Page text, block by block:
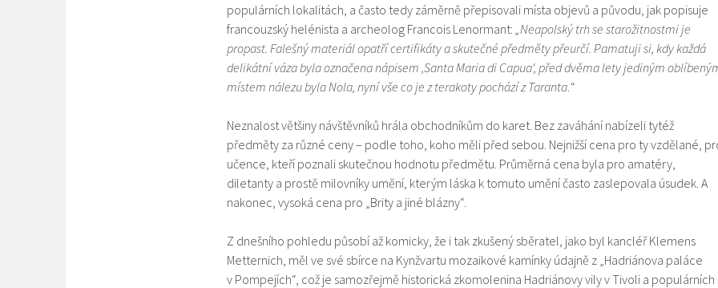
populárních lokalitách, a často tedy záměrně přepisovali místa objevů a původu, jak popisuje
francouzský helénista a archeolog Francois Lenormant: „Neapolský trh se starožitnostmi je
propast. Falešný materiál opatří certifikáty a skutečné předměty přeurčí. Pamatuji si, kdy každá
delikátní váza byla označena nápisem ‚Santa Maria di Capua‘, před dvěma lety jediným
místem nálezu byla Nola, nyní vše co je z terakoty pochází z Taranta “
Neznalost většiny návštěvníků hrála obchodníkům do karet. Bez zaváhání nabízeli tytéž
předměty za různé ceny – podle toho, koho měli před sebou. Nejnižší cena pro ty vzdělané,
učence, kteří poznali skutečnou hodnotu předmětu. Průměrná cena byla pro amatéry,
diletanty a prostě milovníky umění, kterým láska k tomuto umění často zaslepovala úsudek. A
nakonec, vysoká cena pro „Brity a jiné blázny“.
Z dnešního pohledu působí až komicky, že i tak zkušený sběratel, jako byl kancléř Klemens
Metternich, měl ve své sbírce na Kynžvartu mozaikové kamínky údajně z „Hadriánova paláce
v Pompejích“, což je samozřejmě historická zkomolenina Hadriánovy vily v Tivoli a populárních